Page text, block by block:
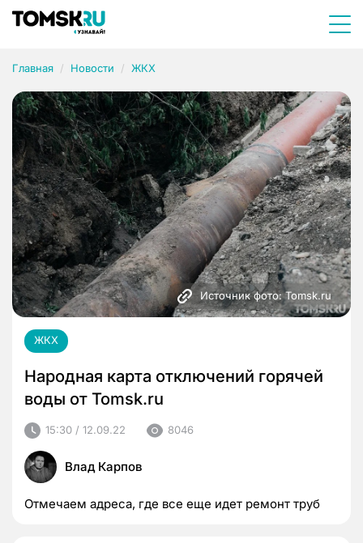
Главная Новости ЖКХ
Источник фото: Tomsk.ru
ЖКХ
Народная карта отключений горячей
воды от Tomsk.ru
15:30 / 12.09.22 8046
Влад Карпов
Отмечаем адреса, где все еще идет ремонт труб